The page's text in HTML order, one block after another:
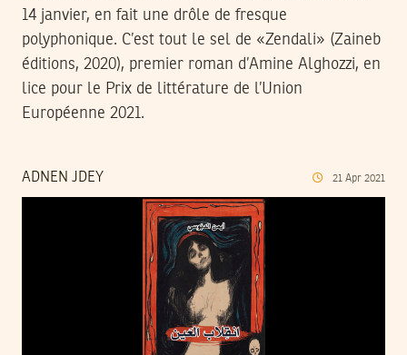
14 janvier, en fait une drôle de fresque
polyphonique. C’est tout le sel de «Zendali» (Zaineb
éditions, 2020), premier roman d’Amine Alghozzi, en
lice pour le Prix de littérature de l’Union
Européenne 2021.
ADNEN JDEY 21 Apr 2021